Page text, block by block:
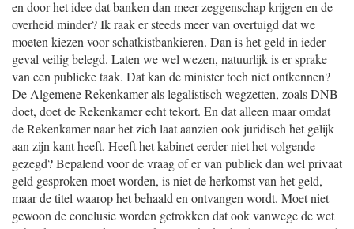
en door het idee dat banken dan meer zeggenschap krijgen en de
overheid minder? Ik raak er steeds meer van overtuigd dat we
moeten kiezen voor schatkistbankieren. Dan is het geld in ieder
geval veilig belegd. Laten we wel wezen, natuurlijk is er sprake
van een publieke taak. Dat kan de minister toch niet ontkennen?
De Algemene Rekenkamer als legalistisch wegzetten, zoals DNB
doet, doet de Rekenkamer echt tekort. En dat alleen maar omdat
de Rekenkamer naar het zich laat aanzien ook juridisch het gelijk
aan zijn kant heeft. Heeft het kabinet eerder niet het volgende
gezegd? Bepalend voor de vraag of er van publiek dan wel privaat
geld gesproken moet worden, is niet de herkomst van het geld,
maar de titel waarop het behaald en ontvangen wordt. Moet niet
gewoon de conclusie worden getrokken dat ook vanwege de wet